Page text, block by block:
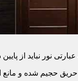
حریق حجیم شده و